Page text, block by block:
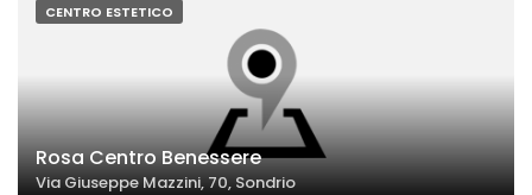
CENTRO ESTETICO
Rosa Centro Benessere
Via Giuseppe Mazzini, 70, Sondrio